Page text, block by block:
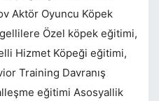
Aktör Oyuncu Köpek
Özel köpek eğitimi,
Hizmet Köpeği eğitimi,
Training Davranış
eğitimi Asosyallik